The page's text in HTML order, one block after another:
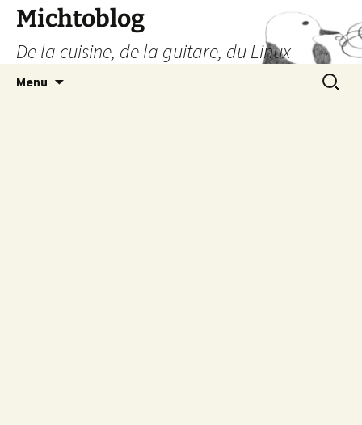
Aller
contenu
Michtoblog
De la cuisine, de la guitare, du Linux
Menu